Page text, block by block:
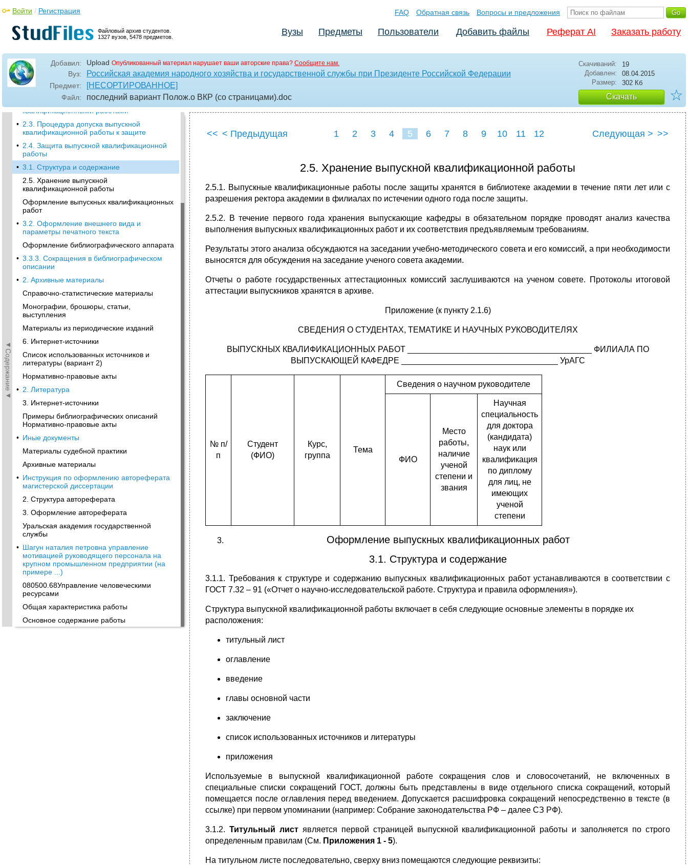
Файловый архив студентов.
1327 вузов, 5478 предметов.
Войти / Регистрация FAQ Обратная связь Вопросы и предложения
Вузы Предметы Пользователи Добавить файлы Реферат AI Заказать работу
Добавил: Upload Опубликованный материал нарушает ваши авторские права? Сообщите нам.
Вуз: Российская академия народного хозяйства и государственной службы при Президенте Российской Федерации
Предмет: [НЕСОРТИРОВАННОЕ]
Файл: последний вариант Полож.о ВКР (со страницами).doc
Скачиваний:
19
Добавлен:
08.04.2015
Размер:
302 Кб
Скачать ☆
◄Содержание◄
• Положение о порядке подготовки,
оформления и защиты выпускных
квалификационных работ студентами
Уральской академии государственной
службы
1. Общие положения
Порядок подготовки и защиты выпускной
квалификационной работы
2.1. Выбор и утверждение темы
2.2. Руководство выпускными
квалификационными работами
• 2.3. Процедура допуска выпускной
квалификационной работы к защите
• 2.4. Защита выпускной квалификационной
работы
• 3.1. Структура и содержание
2.5. Хранение выпускной
квалификационной работы
Оформление выпускных квалификационных
работ
• 3.2. Оформление внешнего вида и
параметры печатного текста
Оформление библиографического аппарата
• 3.3.3. Сокращения в библиографическом
описании
• 2. Архивные материалы
Справочно-статистические материалы
Монографии, брошюры, статьи,
выступления
Материалы из периодические изданий
6. Интернет-источники
Список использованных источников и
литературы (вариант 2)
Нормативно-правовые акты
• 2. Литература
3. Интернет-источники
Примеры библиографических описаний
Нормативно-правовые акты
• Иные документы
Материалы судебной практики
Архивные материалы
• Инструкция по оформлению автореферата
магистерской диссертации
2. Структура автореферата
3. Оформление автореферата
Уральская академия государственной
службы
• Шагун наталия петровна управление
мотивацией руководящего персонала на
крупном промышленном предприятии (на
примере ...)
080500.68Управление человеческими
ресурсами
Общая характеристика работы
Основное содержание работы
<< < Предыдущая 1 2 3 4 5 6 7 8 9 10 11 12 Следующая > >>
2.5. Хранение выпускной квалификационной работы
2.5.1. Выпускные квалификационные работы после защиты хранятся в библиотеке академии в течение пяти лет или с
разрешения ректора академии в филиалах по истечении одного года после защиты.
2.5.2. В течение первого года хранения выпускающие кафедры в обязательном порядке проводят анализ качества
выполнения выпускных квалификационных работ и их соответствия предъявляемым требованиям.
Результаты этого анализа обсуждаются на заседании учебно-методического совета и его комиссий, а при необходимости
выносятся для обсуждения на заседание ученого совета академии.
Отчеты о работе государственных аттестационных комиссий заслушиваются на ученом совете. Протоколы итоговой
аттестации выпускников хранятся в архиве.
Приложение (к пункту 2.1.6)
СВЕДЕНИЯ О СТУДЕНТАХ, ТЕМАТИКЕ И НАУЧНЫХ РУКОВОДИТЕЛЯХ
ВЫПУСКНЫХ КВАЛИФИКАЦИОННЫХ РАБОТ ________________________________________ ФИЛИАЛА ПО
ВЫПУСКАЮЩЕЙ КАФЕДРЕ __________________________________ УрАГС
№ п/
п
Студент
(ФИО)
Курс,
группа
Тема
Сведения о научном руководителе
ФИО
Место
работы,
наличие
ученой
степени и
звания
Научная
специальность
для доктора
(кандидата)
наук или
квалификация
по диплому
для лиц, не
имеющих
ученой
степени
Оформление выпускных квалификационных работ
3.1. Структура и содержание
3.1.1. Требования к структуре и содержанию выпускных квалификационных работ устанавливаются в соответствии с
ГОСТ 7.32 – 91 («Отчет о научно-исследовательской работе. Структура и правила оформления»).
Структура выпускной квалификационной работы включает в себя следующие основные элементы в порядке их
расположения:
титульный лист
оглавление
введение
главы основной части
заключение
список использованных источников и литературы
приложения
Используемые в выпускной квалификационной работе сокращения слов и словосочетаний, не включенных в
специальные списки сокращений ГОСТ, должны быть представлены в виде отдельного списка сокращений, который
помещается после оглавления перед введением. Допускается расшифровка сокращений непосредственно в тексте (в
ссылке) при первом упоминании (например: Собрание законодательства РФ – далее СЗ РФ).
3.1.2. Титульный лист является первой страницей выпускной квалификационной работы и заполняется по строго
определенным правилам (См. Приложения 1 - 5).
На титульном листе последовательно, сверху вниз помещаются следующие реквизиты: